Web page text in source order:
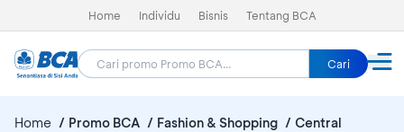
Home Individu Bisnis Tentang BCA
Cari
Home Promo BCA Fashion & Shopping Central